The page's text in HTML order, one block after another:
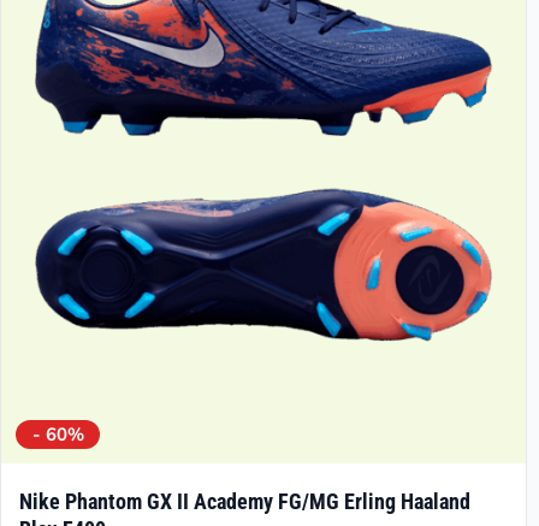
- 60%
Nike Phantom GX II Academy FG/MG Erling Haaland